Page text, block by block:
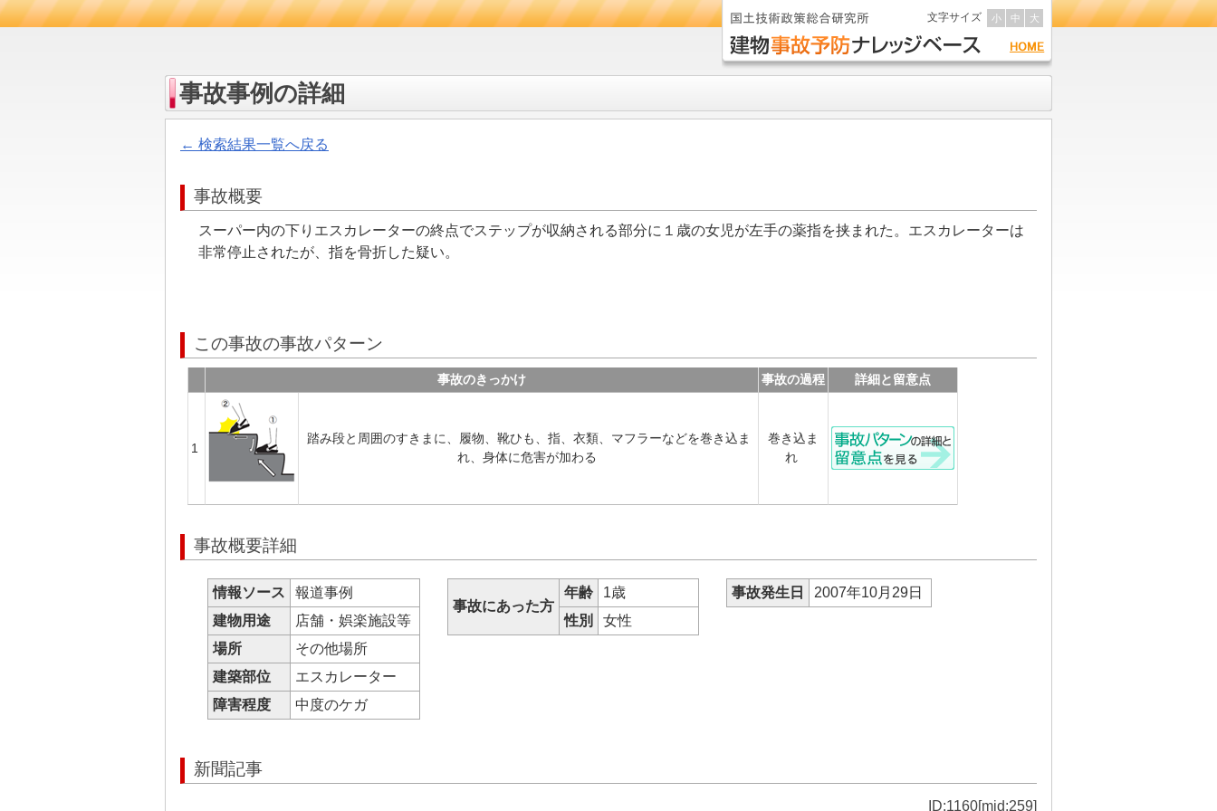
文字サイズ 小 中 大
事故事例の詳細
← 検索結果一覧へ戻る
事故概要
スーパー内の下りエスカレーターの終点でステップが収納される部分に１歳の女児が左手の薬指を挟まれた。エスカレーターは
非常停止されたが、指を骨折した疑い。
この事故の事故パターン
事故のきっかけ 事故の過程 詳細と留意点
1
踏み段と周囲のすきまに、履物、靴ひも、指、衣類、マフラーなどを巻き込ま
れ、身体に危害が加わる
巻き込ま
れ
事故概要詳細
情報ソース
報道事例
建物用途
店舗・娯楽施設等
場所
その他場所
建築部位
エスカレーター
障害程度
中度のケガ
事故にあった方
年齢
1歳
性別
女性
事故発生日 2007年10月29日
新聞記事
ID:1160[mid:259]